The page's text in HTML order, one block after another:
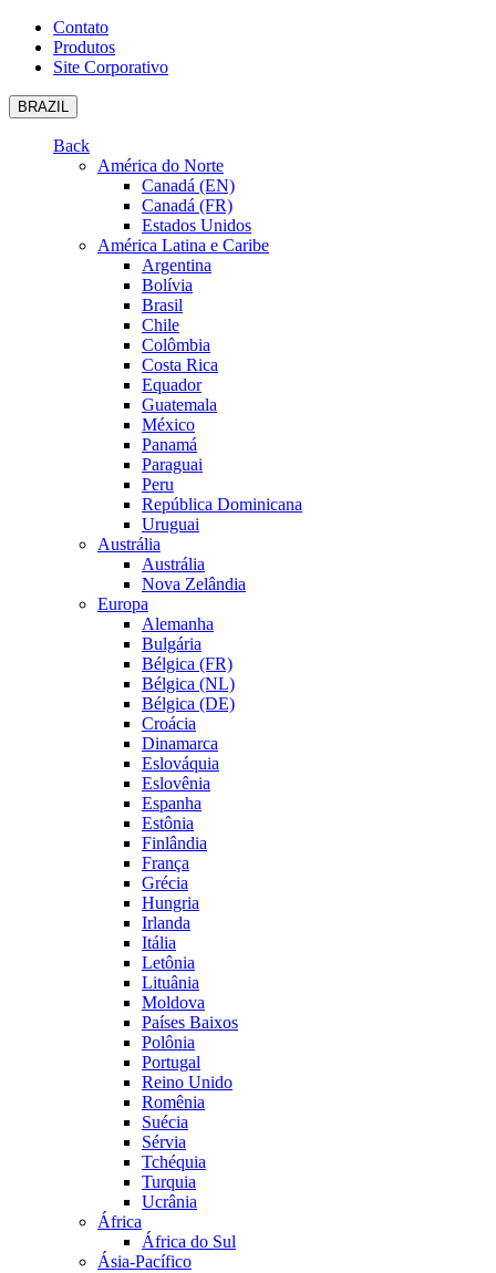
Contato
Produtos
Site Corporativo
BRAZIL
Back
América do Norte
Canadá (EN)
Canadá (FR)
Estados Unidos
América Latina e Caribe
Argentina
Bolívia
Brasil
Chile
Colômbia
Costa Rica
Equador
Guatemala
México
Panamá
Paraguai
Peru
República Dominicana
Uruguai
Austrália
Austrália
Nova Zelândia
Europa
Alemanha
Bulgária
Bélgica (FR)
Bélgica (NL)
Bélgica (DE)
Croácia
Dinamarca
Eslováquia
Eslovênia
Espanha
Estônia
Finlândia
França
Grécia
Hungria
Irlanda
Itália
Letônia
Lituânia
Moldova
Países Baixos
Polônia
Portugal
Reino Unido
Romênia
Suécia
Sérvia
Tchéquia
Turquia
Ucrânia
África
África do Sul
Ásia-Pacífico